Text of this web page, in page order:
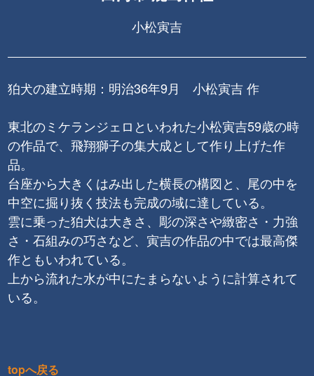
小松寅吉
狛犬の建立時期：明治36年9月 小松寅吉 作
東北のミケランジェロといわれた小松寅吉59歳の時
の作品で、飛翔獅子の集大成として作り上げた作
品。
台座から大きくはみ出した横長の構図と、尾の中を
中空に掘り抜く技法も完成の域に達している。
雲に乗った狛犬は大きさ、彫の深さや緻密さ・力強
さ・石組みの巧さなど、寅吉の作品の中では最高傑
作ともいわれている。
上から流れた水が中にたまらないように計算されて
いる。
topへ戻る